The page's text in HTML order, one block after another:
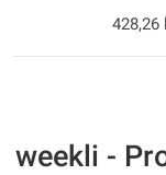
428,26
weekli -